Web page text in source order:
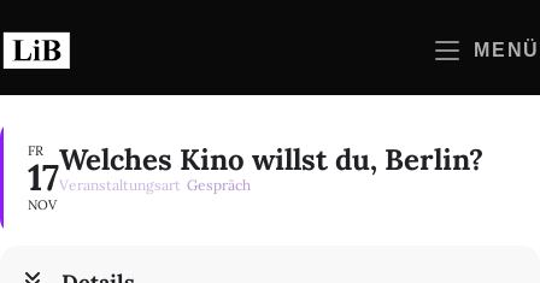
Inhalt
springen
MENÜ
FR
17
NOV
Welches Kino willst du, Berlin?
Veranstaltungsart Gespräch